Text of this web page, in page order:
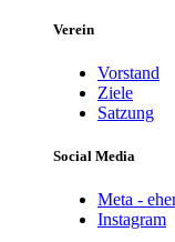
Verein
Vorstand
Ziele
Satzung
Social Media
Meta -
Instagram